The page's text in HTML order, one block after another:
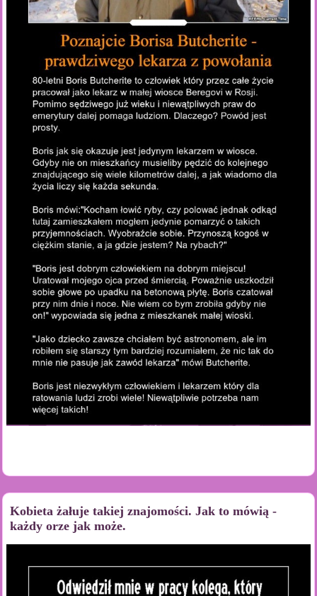
Kobieta żałuje takiej znajomości. Jak to mówią -
każdy orze jak może.